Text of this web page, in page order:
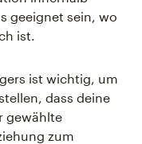
geeignet sein, wo
ist.
ist wichtig, um
dass deine
gewählte
zum